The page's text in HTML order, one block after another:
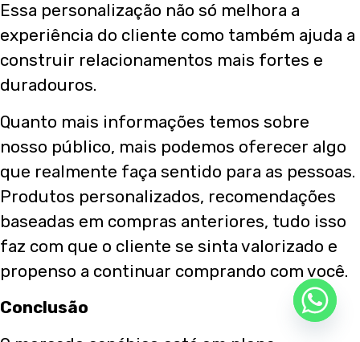
Essa personalização não só melhora a
experiência do cliente como também ajuda a
construir relacionamentos mais fortes e
duradouros.
Quanto mais informações temos sobre
nosso público, mais podemos oferecer algo
que realmente faça sentido para as pessoas.
Produtos personalizados, recomendações
baseadas em compras anteriores, tudo isso
faz com que o cliente se sinta valorizado e
propenso a continuar comprando com você.
Conclusão